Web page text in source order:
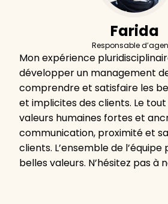
Farida
Responsable
Mon expérience
développer un management
comprendre et satisfaire les
et implicites des clients. Le
valeurs humaines fortes et
communication, proximité et
clients. L’ensemble de
belles valeurs. N’hésitez pas à